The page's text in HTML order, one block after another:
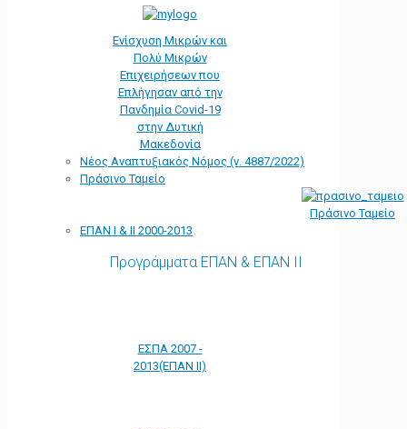
Ενίσχυση Μικρών και
Πολύ Μικρών
Επιχειρήσεων που
Επλήγησαν από την
Πανδημία Covid-19
στην Δυτική
Μακεδονία
Νέος Αναπτυξιακός Νόμος (ν. 4887/2022)
Πράσινο Ταμείο
Πράσινο Ταμείο
ΕΠΑΝ Ι & ΙΙ 2000-2013
Προγράμματα ΕΠΑΝ & ΕΠΑΝ ΙΙ
ΕΣΠΑ 2007 -
2013(ΕΠΑΝ ΙΙ)